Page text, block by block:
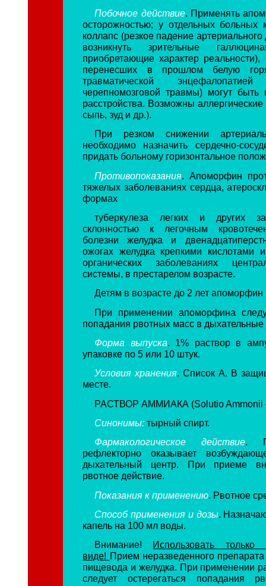
Побочное действие. Применять
осторожностью; у отдельных больных
коллапс (резкое падение
возникнуть зрительные
приобретающие характер
перенесших в прошлом белую
травматической
черепномозговой травмы) могут быть
расстройства. Возможны
сыпь, зуд и др.).
При резком снижении
необходимо назначить сердечно-
придать больному горизонтальное
Противопоказания . Апоморфин
тяжелых заболеваниях сердца,
формах
туберкулеза легких и других
склонностью к легочным
болезни желудка и
ожогах желудка крепкими кислотами
органических заболеваниях
системы, в престарелом возрасте.
Детям в возрасте до 2 лет апоморфин
При применении апоморфина
попадания рвотных масс в дыхательные
Форма выпуска. 1% раствор в
упаковке по 5 или 10 штук.
Условия хранения. Список А. В
месте.
РАСТВОР АММИАКА (Solutio Ammonii
Синонимы: тырный спирт.
Фармакологическое действие.
рефлекторно оказывает
дыхательный центр. При приеме
рвотное действие.
Показания к применению . Рвотное
Способ применения и дозы.
капель на 100 мл воды.
Внимание! Использовать
виде! Прием неразведенного
пищевода и желудка. При применении
следует остерегаться попадания